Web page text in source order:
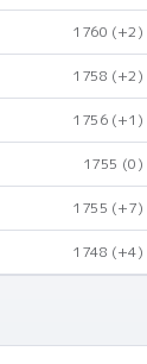
1760 (+2)
1758 (+2)
1756 (+1)
1755 (0)
1755 (+7)
1748 (+4)